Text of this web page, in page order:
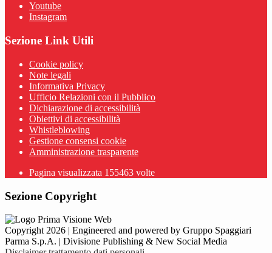
Youtube
Instagram
Sezione Link Utili
Cookie policy
Note legali
Informativa Privacy
Ufficio Relazioni con il Pubblico
Dichiarazione di accessibilità
Obiettivi di accessibilità
Whistleblowing
Gestione consensi cookie
Amministrazione trasparente
Pagina visualizzata 155463 volte
Sezione Copyright
Copyright 2026 | Engineered and powered by Gruppo Spaggiari
Parma S.p.A. | Divisione Publishing & New Social Media